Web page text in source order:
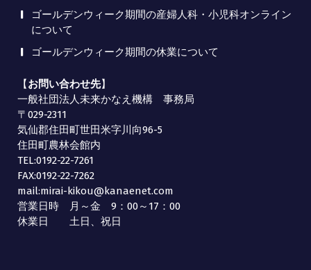
ゴールデンウィーク期間の産婦人科・小児科オンライン
について
ゴールデンウィーク期間の休業について
【お問い合わせ先】
一般社団法人未来かなえ機構 事務局
〒029-2311
気仙郡住田町世田米字川向96-5
住田町農林会館内
TEL:0192-22-7261
FAX:0192-22-7262
mail:mirai-kikou@kanaenet.com
営業日時 月～金 9：00～17：00
休業日 土日、祝日